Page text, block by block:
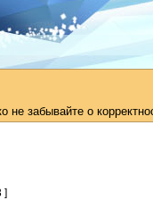
забывайте о
]